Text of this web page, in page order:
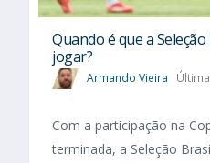
Quando é que a
jogar?
Armando Vieira
Com a participação na
terminada, a Seleção